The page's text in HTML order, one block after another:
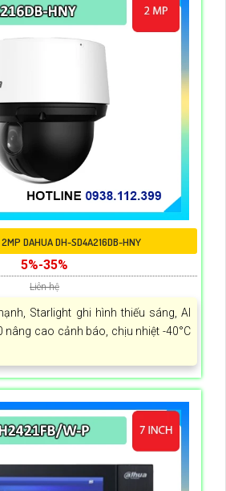
DAHUA DH-SD4A216DB-HNY
5%-35%
Liên hệ
Starlight ghi hình thiếu sáng, AI
nâng cao cảnh báo, chịu nhiệt -40°C